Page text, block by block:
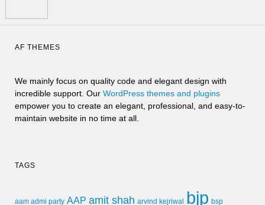
AF THEMES
We mainly focus on quality code and elegant design with
incredible support. Our WordPress themes and plugins
empower you to create an elegant, professional, and easy-to-
maintain website in no time at all.
TAGS
aam admi party AAP amit shah arvind kejriwal bjp bsp